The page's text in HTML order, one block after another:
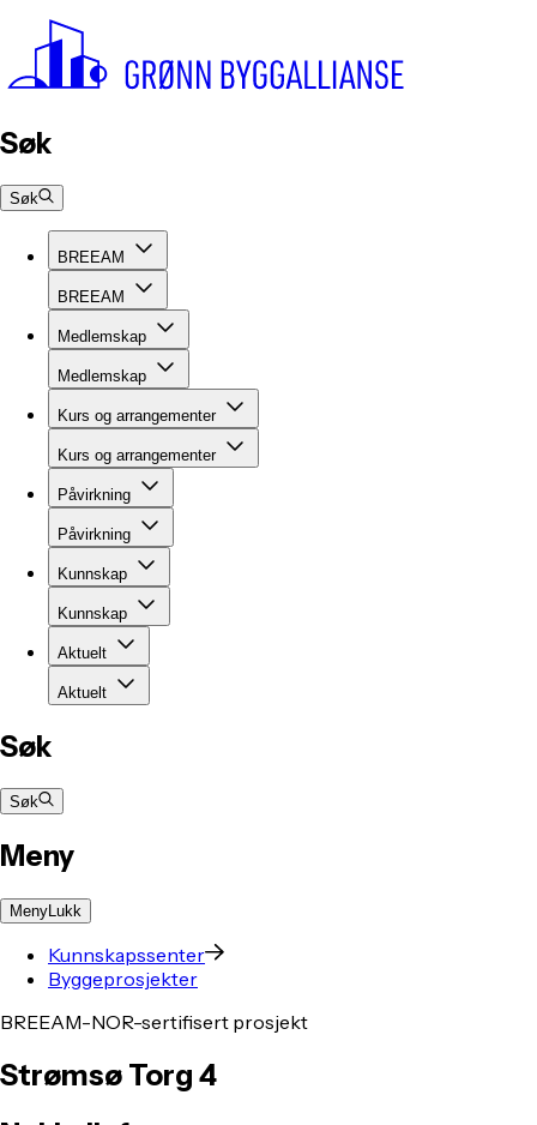
Søk
Søk
BREEAM
BREEAM
Medlemskap
Medlemskap
Kurs og arrangementer
Kurs og arrangementer
Påvirkning
Påvirkning
Kunnskap
Kunnskap
Aktuelt
Aktuelt
Søk
Søk
Meny
MenyLukk
Kunnskapssenter
Byggeprosjekter
BREEAM-NOR-sertifisert prosjekt
Strømsø Torg 4